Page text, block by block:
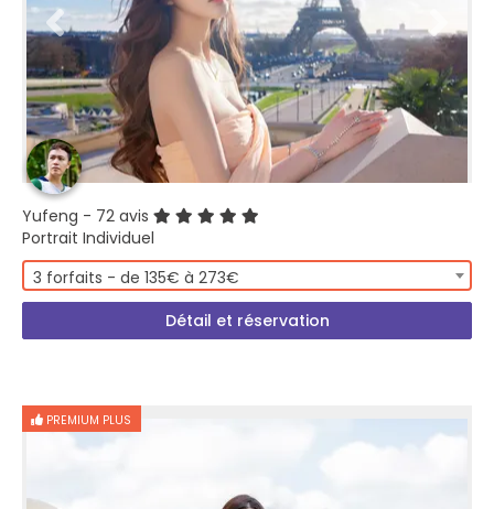
Yufeng - 72 avis
Portrait Individuel
3 forfaits - de 135€ à 273€
Détail et réservation
PREMIUM PLUS